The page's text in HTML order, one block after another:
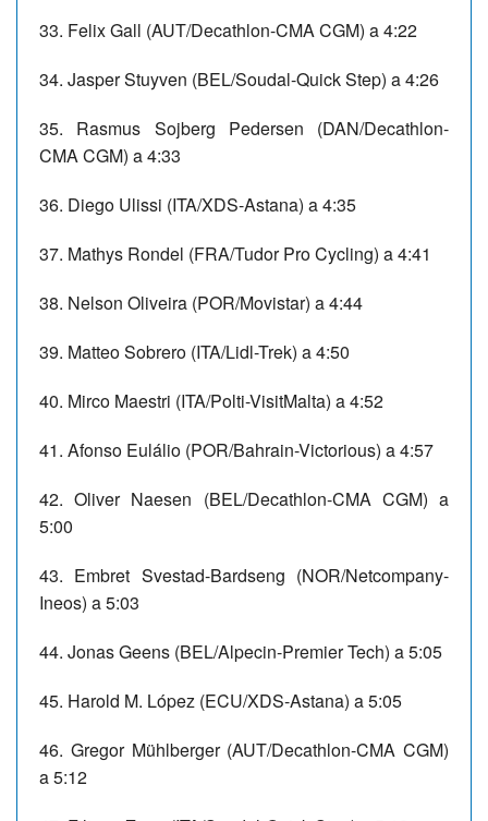
33. Felix Gall (AUT/Decathlon-CMA CGM) a 4:22
34. Jasper Stuyven (BEL/Soudal-Quick Step) a 4:26
35. Rasmus Sojberg Pedersen (DAN/Decathlon-
CMA CGM) a 4:33
36. Diego Ulissi (ITA/XDS-Astana) a 4:35
37. Mathys Rondel (FRA/Tudor Pro Cycling) a 4:41
38. Nelson Oliveira (POR/Movistar) a 4:44
39. Matteo Sobrero (ITA/Lidl-Trek) a 4:50
40. Mirco Maestri (ITA/Polti-VisitMalta) a 4:52
41. Afonso Eulálio (POR/Bahrain-Victorious) a 4:57
42. Oliver Naesen (BEL/Decathlon-CMA CGM) a
5:00
43. Embret Svestad-Bardseng (NOR/Netcompany-
Ineos) a 5:03
44. Jonas Geens (BEL/Alpecin-Premier Tech) a 5:05
45. Harold M. López (ECU/XDS-Astana) a 5:05
46. Gregor Mühlberger (AUT/Decathlon-CMA CGM)
a 5:12